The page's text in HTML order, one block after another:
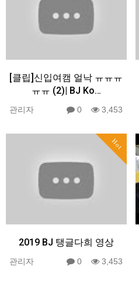
[클립]신입여캠 얼낙 ㅠㅠㅠ
ㅠㅠ (2)| BJ Ko…
관리자 0 3,453
Hot
2019 BJ 탱글다희 영상
관리자 0 3,453